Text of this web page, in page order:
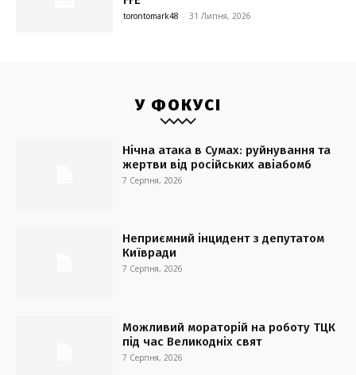
torontomark48 - 31 Липня, 2026
У ФОКУСІ
Нічна атака в Сумах: руйнування та
жертви від російських авіабомб
7 Серпня, 2026
Неприємний інцидент з депутатом
Київради
7 Серпня, 2026
Можливий мораторій на роботу ТЦК
під час Великодніх свят
7 Серпня, 2026